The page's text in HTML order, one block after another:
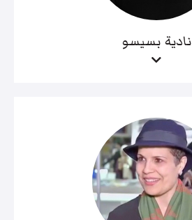
نادية بسيسو